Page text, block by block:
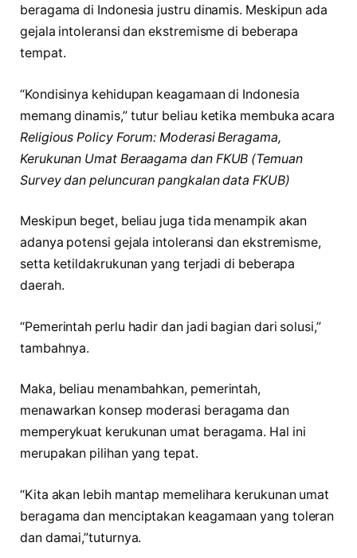
beragama di Indonesia justru dinamis. Meskipun ada
gejala intoleransi dan ekstremisme di beberapa
tempat.
“Kondisinya kehidupan keagamaan di Indonesia
memang dinamis,” tutur beliau ketika membuka acara
Religious Policy Forum: Moderasi Beragama,
Kerukunan Umat Beraagama dan FKUB (Temuan
Survey dan peluncuran pangkalan data FKUB)
Meskipun beget, beliau juga tida menampik akan
adanya potensi gejala intoleransi dan ekstremisme,
setta ketildakrukunan yang terjadi di beberapa
daerah.
“Pemerintah perlu hadir dan jadi bagian dari solusi,”
tambahnya.
Maka, beliau menambahkan, pemerintah,
menawarkan konsep moderasi beragama dan
memperykuat kerukunan umat beragama. Hal ini
merupakan pilihan yang tepat.
“Kita akan lebih mantap memelihara kerukunan umat
beragama dan menciptakan keagamaan yang toleran
dan damai,”tuturnya.